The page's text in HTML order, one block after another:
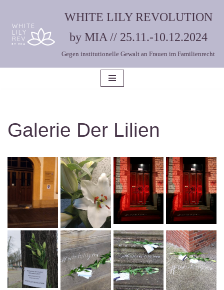
Zum
Inhalt
WHITE LILY REVOLUTION
by MIA // 25.11.-10.12.2024
Gegen institutionelle Gewalt an Frauen im Familienrecht
Galerie Der Lilien